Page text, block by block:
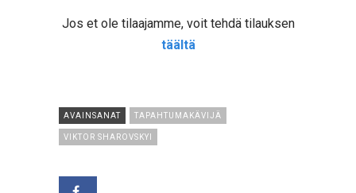
Jos et ole tilaajamme, voit tehdä tilauksen
täältä
AVAINSANAT TAPAHTUMAKÄVIJÄ
VIKTOR SHAROVSKYI